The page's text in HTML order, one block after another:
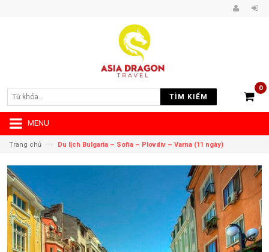
TÌM KIẾM
0
MENU
Trang chủ —› Du lịch Bulgaria – Sofia – Plovdiv – Varna (11 ngày)